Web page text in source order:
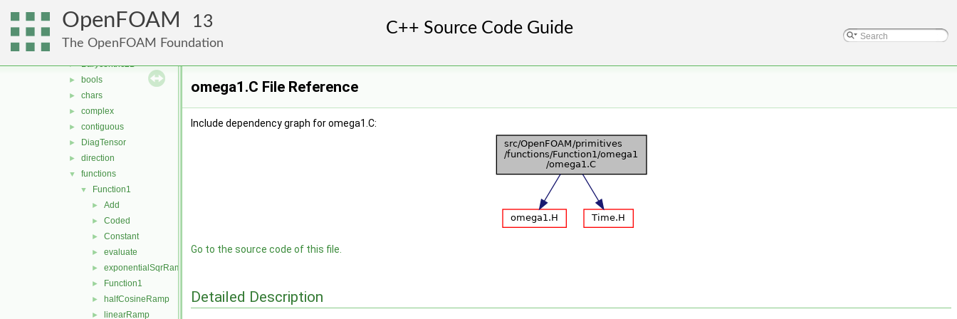
OpenFOAM 13
The OpenFOAM Foundation
► meshes
primitives
► Barycentric
► Barycentric2D
► bools
► chars
► complex
► contiguous
► DiagTensor
► direction
▼ functions
▼ Function1
► Add
► Coded
► Constant
► evaluate
► exponentialSqrRamp
► Function1
► halfCosineRamp
► linearRamp
omega1.C File Reference
Include dependency graph for omega1.C:
Go to the source code of this file.
Detailed Description